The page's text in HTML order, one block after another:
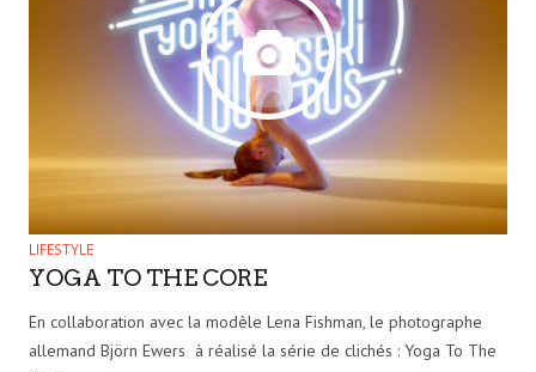
LIFESTYLE
YOGA TO THE CORE
En collaboration avec la modèle Lena Fishman, le photographe
allemand Björn Ewers à réalisé la série de clichés : Yoga To The